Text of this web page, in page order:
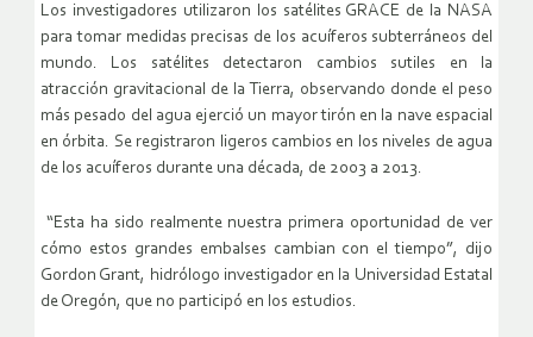
Los investigadores utilizaron los satélites GRACE de la NASA
para tomar medidas precisas de los acuíferos subterráneos del
mundo. Los satélites detectaron cambios sutiles en la
atracción gravitacional de la Tierra, observando donde el peso
más pesado del agua ejerció un mayor tirón en la nave espacial
en órbita. Se registraron ligeros cambios en los niveles de agua
de los acuíferos durante una década, de 2003 a 2013.
“Esta ha sido realmente nuestra primera oportunidad de ver
cómo estos grandes embalses cambian con el tiempo”, dijo
Gordon Grant, hidrólogo investigador en la Universidad Estatal
de Oregón, que no participó en los estudios.